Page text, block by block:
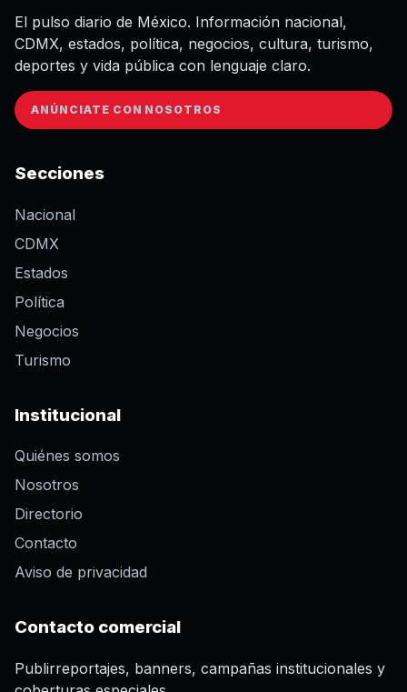
El pulso diario de México. Información nacional,
CDMX, estados, política, negocios, cultura, turismo,
deportes y vida pública con lenguaje claro.
ANÚNCIATE CON NOSOTROS
Secciones
Nacional
CDMX
Estados
Política
Negocios
Turismo
Institucional
Quiénes somos
Nosotros
Directorio
Contacto
Aviso de privacidad
Contacto comercial
Publirreportajes, banners, campañas institucionales y